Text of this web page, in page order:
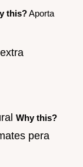
this?Aporta
Why this?
pera